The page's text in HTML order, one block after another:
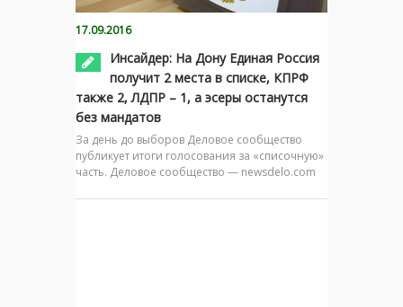
17.09.2016
Инсайдер: На Дону Единая Россия
получит 2 места в списке, КПРФ
также 2, ЛДПР – 1, а эсеры останутся
без мандатов
За день до выборов Деловое сообщество
публикует итоги голосования за «списочную»
часть. Деловое сообщество — newsdelo.com